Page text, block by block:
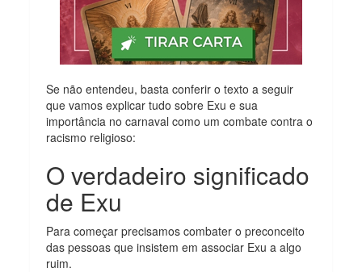
Se não entendeu, basta conferir o texto a seguir
que vamos explicar tudo sobre Exu e sua
importância no carnaval como um combate contra o
racismo religioso:
O verdadeiro significado
de Exu
Para começar precisamos combater o preconceito
das pessoas que insistem em associar Exu a algo
ruim.